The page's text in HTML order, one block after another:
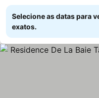
Selecione as datas para
exatos.